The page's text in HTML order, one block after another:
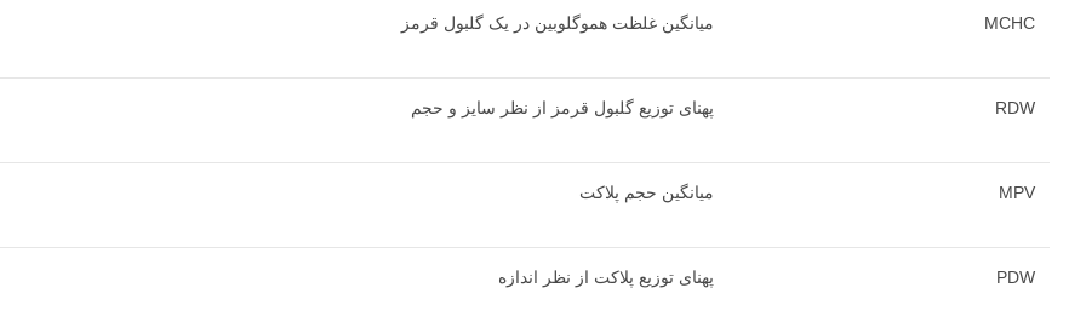
MCHC میانگین غلظت هموگلوبین در یک گلبول قرمز
RDW پهنای توزیع گلبول قرمز از نظر سایز و حجم
MPV میانگین حجم پلاکت
PDW پهنای توزیع پلاکت از نظر اندازه